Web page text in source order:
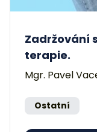
Zadržování
terapie.
Mgr. Pavel
Ostatní